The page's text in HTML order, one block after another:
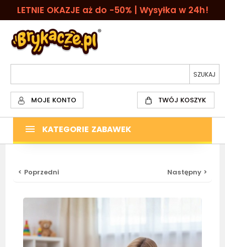
LETNIE OKAZJE aż do -50% | Wysyłka w 24h!
MOJE KONTO TWÓJ KOSZYK
KATEGORIE ZABAWEK
< Poprzedni Następny >